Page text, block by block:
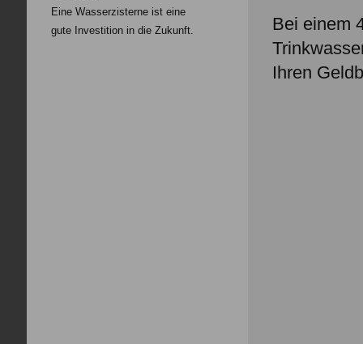
Bei einem
Ihren
Eine Wasserzisterne ist eine
gute Investition in die Zukunft.